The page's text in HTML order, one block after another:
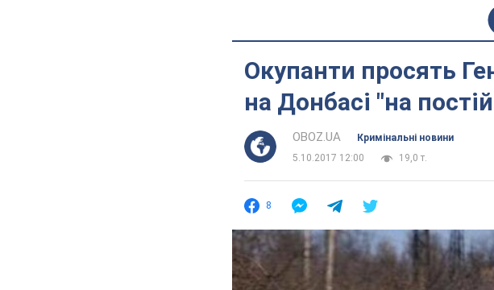
Окупанти просять
на Донбасі "на
OBOZ.UA
Кримінальні новини
5.10.2017 12:00
19,0 т.
8